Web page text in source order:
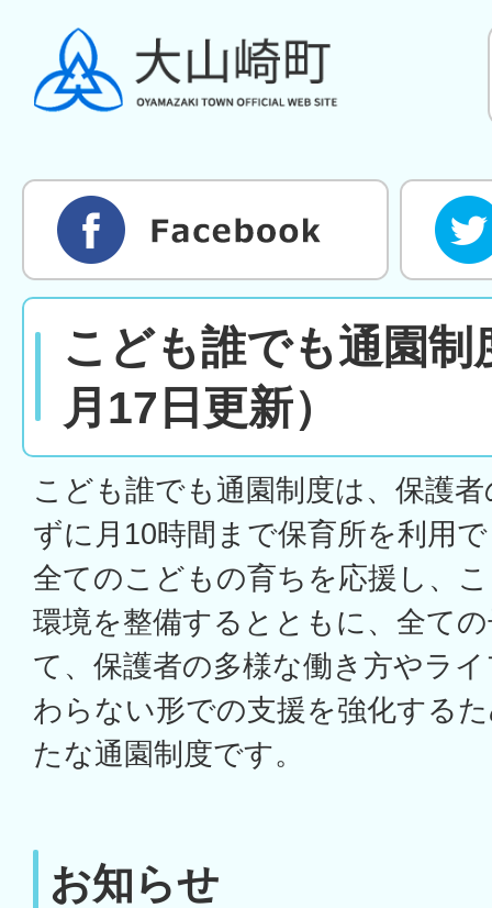
こども誰でも通園制
月17日更新）
こども誰でも通園制度は、保護
ずに月10時間まで保育所を利用
全てのこどもの育ちを応援し、
環境を整備するとともに、全て
て、保護者の多様な働き方やラ
わらない形での支援を強化する
たな通園制度です。
お知らせ